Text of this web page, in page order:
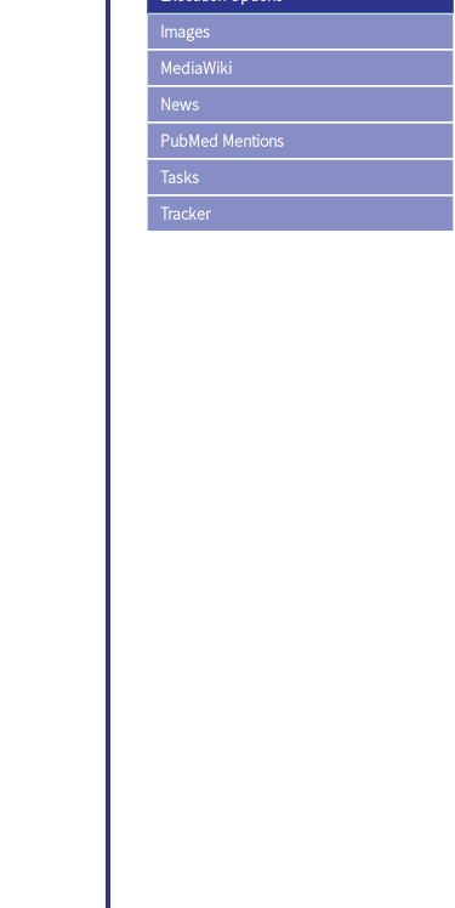
Images
MediaWiki
News
PubMed Mentions
Tasks
Tracker